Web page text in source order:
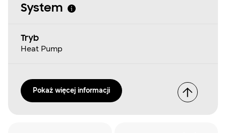
System
Tryb
Heat Pump
Pokaż więcej informacji